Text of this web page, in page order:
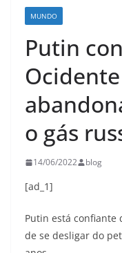
MUNDO
Putin
o gás
14/06/2022 blog
[ad_1]
Putin está confiante
de se desligar do